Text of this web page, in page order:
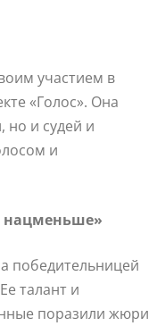
участием в
«Голос». Она
но и судей и
и
нацменьше»
победительницей
талант и
поразили жюри